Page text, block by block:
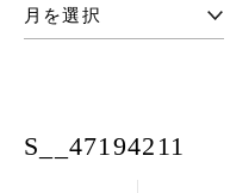
S__47194211